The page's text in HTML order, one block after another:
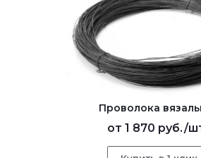
Проволока
от 1 870 руб./